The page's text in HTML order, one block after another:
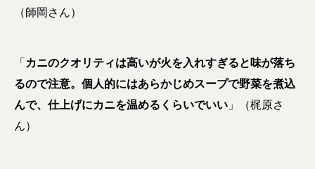
（師岡さん）
「 カニのクオリティは高いが火を入れすぎると味が落ち
るので注意。個人的にはあらかじめスープで野菜を煮込
んで、仕上げにカニを温めるくらいでいい 」（梶原さ
ん）